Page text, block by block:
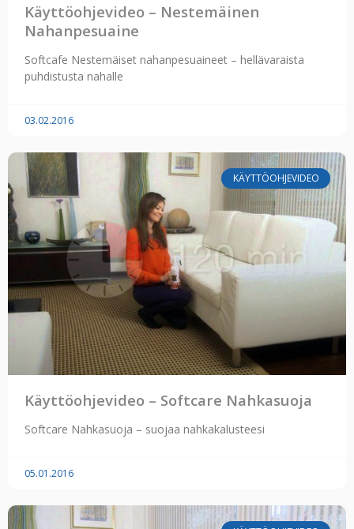
Käyttöohjevideo – Nestemäinen
Nahanpesuaine
Softcafe Nestemäiset nahanpesuaineet – hellävaraista
puhdistusta nahalle
03.02.2016
KÄYTTÖOHJEVIDEO
Käyttöohjevideo – Softcare Nahkasuoja
Softcare Nahkasuoja – suojaa nahkakalusteesi
05.01.2016